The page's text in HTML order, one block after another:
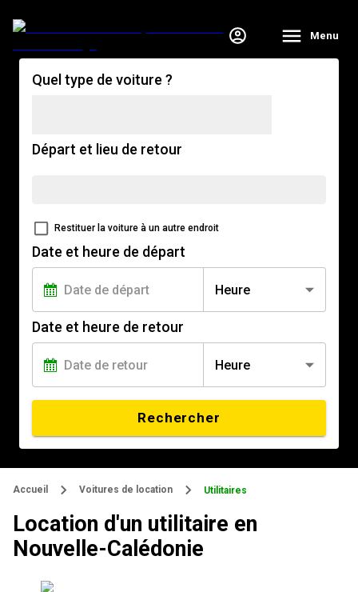
Menu
Quel type de voiture ?
Départ et lieu de retour
Restituer la voiture à un autre endroit
Date et heure de départ
Heure
Date et heure de retour
Heure
Rechercher
Accueil Voitures de location Utilitaires
Location d'un utilitaire en
Nouvelle-Calédonie